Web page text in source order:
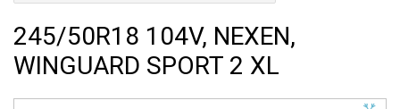
245/50R18 104V, NEXEN,
WINGUARD SPORT 2 XL